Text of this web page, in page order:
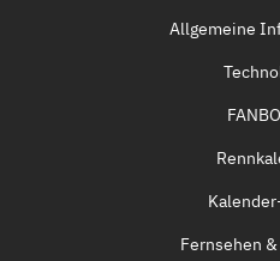
Allgemeine
Fernsehen